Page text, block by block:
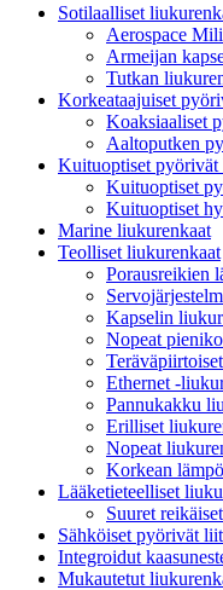
Sotilaalliset
Aerospace
Armeijan
Tutkan
Korkeataajuiset
Koaksiaaliset
Aaltoputken
Kuituoptiset pyörivät
Kuituoptiset
Kuituoptiset
Marine liukurenkaat
Teolliset liukurenkaat
Porausreikien
Kapselin
Nopeat
Ethernet -
Pannukakku
Erilliset
Nopeat
Korkean
Lääketieteelliset
Suuret
Sähköiset pyörivät
Integroidut
Mukautetut